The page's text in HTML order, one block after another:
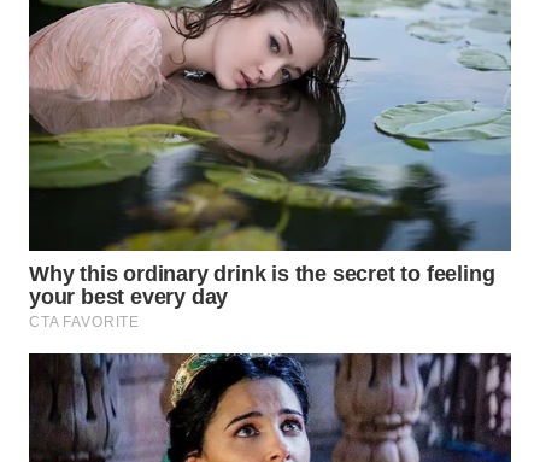
WN
TAPANULI
TENGAH
WN DELI
SERDANG
TINGGI
WN
PAKPAK
WN
KARAWANG